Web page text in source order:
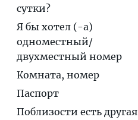
сутки?
Я бы хотел (-а)
одноместный/
двухместный номер
Комната, номер
Паспорт
Поблизости есть другая